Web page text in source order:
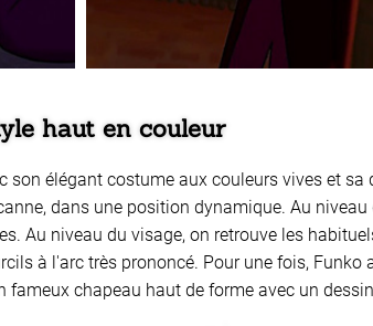
haut en couleur
élégant costume aux couleurs vives et sa
dans une position dynamique. Au
Au niveau du visage, on retrouve les
à l'arc très prononcé. Pour une fois, Funko
chapeau haut de forme avec un